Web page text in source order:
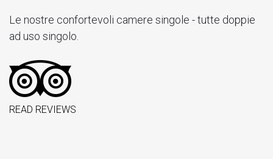
Le nostre confortevoli camere singole - tutte doppie
ad uso singolo.
READ REVIEWS